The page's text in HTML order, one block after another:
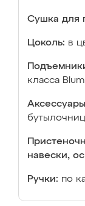
Сушка для
Цоколь: в
класса
навески,
Ручки: по